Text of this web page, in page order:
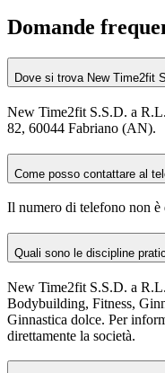
Domande
Dove si trova New Time2fit
New Time2fit S.S.D. a
82, 60044 Fabriano (AN).
Come posso contattare al
Il numero di telefono non
Quali sono le discipline
New Time2fit S.S.D. a
Bodybuilding, Fitness,
Ginnastica dolce. Per
direttamente la società.